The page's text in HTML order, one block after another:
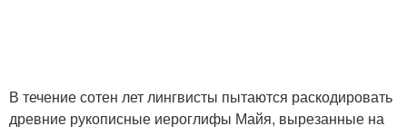
В течение сотен лет лингвисты пытаются раскодировать
древние рукописные иероглифы Майя, вырезанные на